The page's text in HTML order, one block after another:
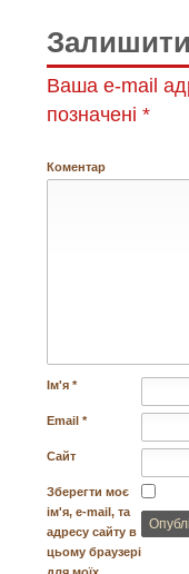
Ваша e-mail
позначені *
Коментар
Ім'я *
Email *
Сайт
Зберегти моє
ім'я, e-mail, та
адресу сайту в
цьому браузері